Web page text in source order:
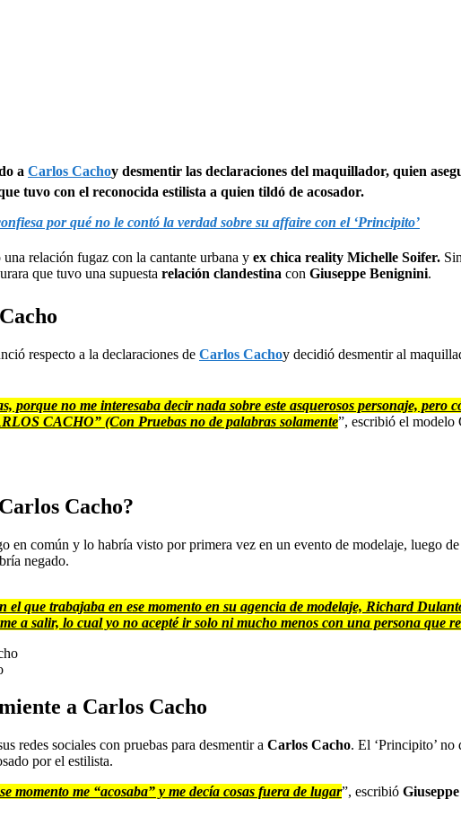
a Carlos Cachoy desmentir las declaraciones del maquillador, quien
tuvo con el reconocida estilista a quien tildó de acosador.
por qué no le contó la verdad sobre su affaire con el ‘Principito’
una relación fugaz con la cantante urbana y ex chica reality Michelle Soifer.
que tuvo una supuesta relación clandestina con Giuseppe Benignini.
respecto a la declaraciones de Carlos Cachoy decidió desmentir al
porque no me interesaba decir nada sobre este asquerosos personaje,
CACHO” (Con Pruebas no de palabras solamente”, escribió el modelo
Cacho?
en común y lo habría visto por primera vez en un evento de modelaje, luego
negado.
que trabajaba en ese momento en su agencia de modelaje, Richard
a salir, lo cual yo no acepté ir solo ni mucho menos con una persona que
a Carlos Cacho
redes sociales con pruebas para desmentir a Carlos Cacho. El ‘Principito’ no
por el estilista.
momento me “acosaba” y me decía cosas fuera de lugar”, escribió